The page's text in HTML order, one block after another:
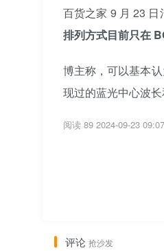
百货之家 9 月 23
排列方式目前只在
博主称，可以基本
现过的蓝光中心波长
阅读 89 2024-09-23
评论 抢沙发